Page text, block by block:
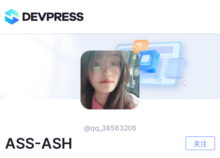
@qq_38563206
ASS-ASH 关注